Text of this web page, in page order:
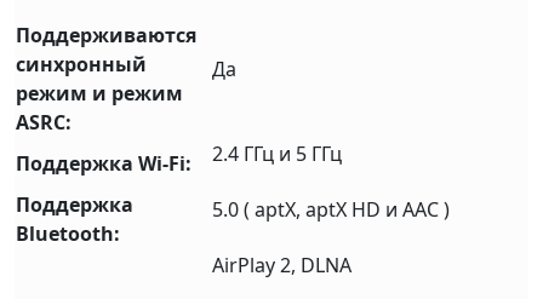
Поддерживаются
синхронный
режим и режим
ASRC:
Да
Поддержка Wi-Fi:
2.4 ГГц и 5 ГГц
Поддержка
Bluetooth:
5.0 ( aptX, aptX HD и AAC )
AirPlay 2, DLNA